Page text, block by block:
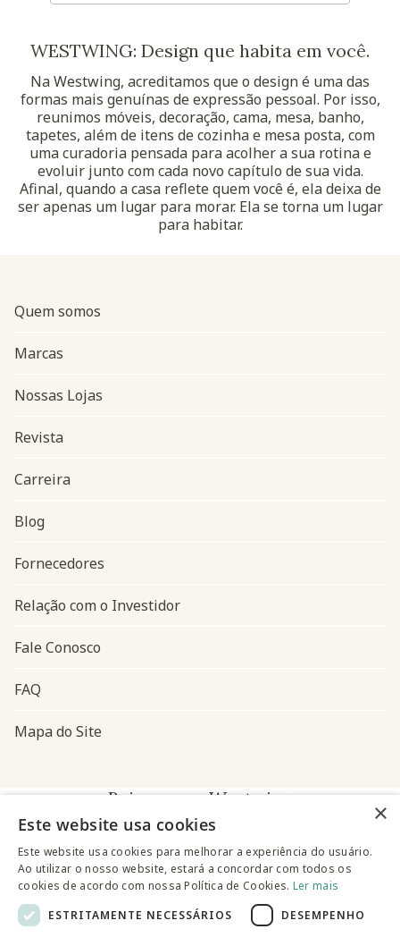
WESTWING: Design que habita em você.
Na Westwing, acreditamos que o design é uma das
formas mais genuínas de expressão pessoal. Por isso,
reunimos móveis, decoração, cama, mesa, banho,
tapetes, além de itens de cozinha e mesa posta, com
uma curadoria pensada para acolher a sua rotina e
evoluir junto com cada novo capítulo de sua vida.
Afinal, quando a casa reflete quem você é, ela deixa de
ser apenas um lugar para morar. Ela se torna um lugar
para habitar.
Navegação do rodapé
Quem somos
Marcas
Nossas Lojas
Revista
Carreira
Blog
Fornecedores
Relação com o Investidor
Fale Conosco
FAQ
Mapa do Site
Baixe o app Westwing
×
Este website usa cookies
Este website usa cookies para melhorar a experiência do usuário.
Ao utilizar o nosso website, estará a concordar com todos os
cookies de acordo com nossa Política de Cookies. Ler mais
ESTRITAMENTE NECESSÁRIOS
DESEMPENHO